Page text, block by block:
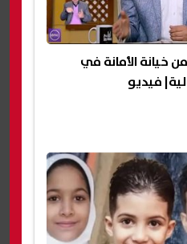
خيانة الأمانة في
فيديو